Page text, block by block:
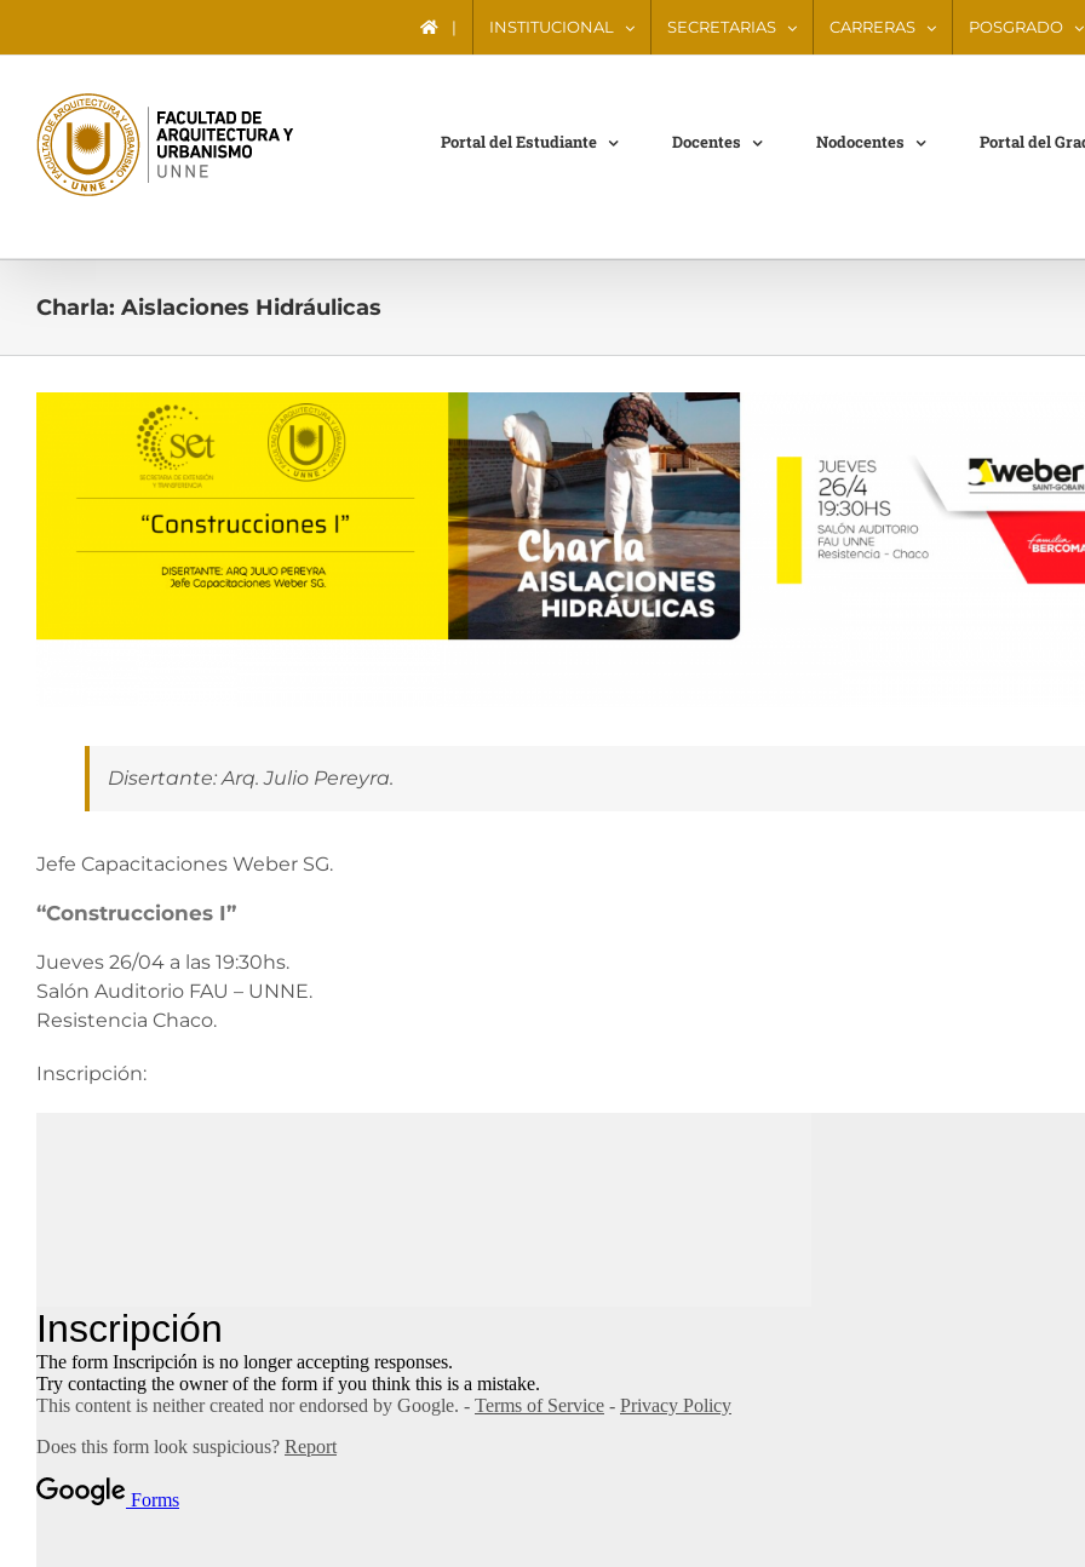
| INSTITUCIONAL SECRETARIAS CARRERAS POSGRADO
Portal del Estudiante Docentes Nodocentes Portal del
Charla: Aislaciones Hidráulicas
grande
Disertante: Arq. Julio Pereyra.
Jefe Capacitaciones Weber SG.
“Construcciones I”
Jueves 26/04 a las 19:30hs.
Salón Auditorio FAU – UNNE.
Resistencia Chaco.
Inscripción: